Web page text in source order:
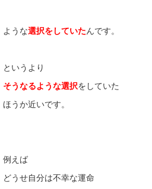
ような選択をしていたんです。
というより
そうなるような選択をしていた
ほうか近いです。
例えば
どうせ自分は不幸な運命